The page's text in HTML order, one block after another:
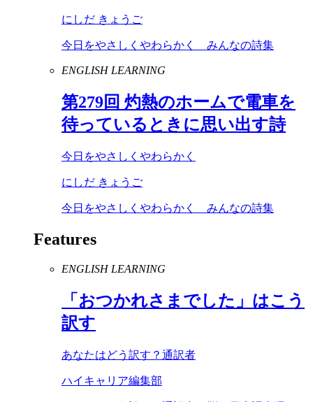
にしだ きょうご
今日をやさしくやわらかく みんなの詩集
ENGLISH LEARNING
第279回 灼熱のホームで電車を
待っているときに思い出す詩
今日をやさしくやわらかく
にしだ きょうご
今日をやさしくやわらかく みんなの詩集
Features
ENGLISH LEARNING
「おつかれさまでした」はこう
訳す
あなたはどう訳す？通訳者
ハイキャリア編集部